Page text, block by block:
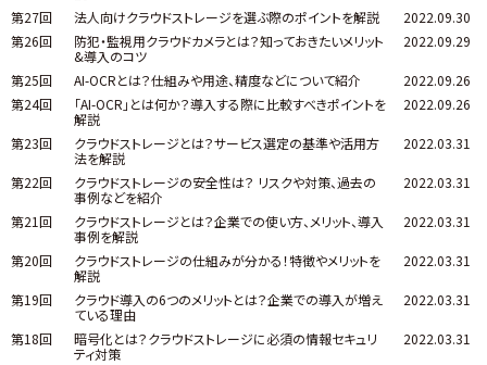
第27回 法人向けクラウドストレージを選ぶ際のポイントを解説
2022.09.30
第26回
防犯・監視用クラウドカメラとは？知っておきたいメリット
&導入のコツ
2022.09.29
第25回 AI-OCRとは？仕組みや用途、精度などについて紹介
2022.09.26
第24回
「AI-OCR」とは何か？導入する際に比較すべきポイントを
解説
2022.09.26
第23回
クラウドストレージとは？サービス選定の基準や活用方
法を解説
2022.03.31
第22回
クラウドストレージの安全性は？ リスクや対策、過去の
事例などを紹介
2022.03.31
第21回
クラウドストレージとは？企業での使い方、メリット、導入
事例を解説
2022.03.31
第20回
クラウドストレージの仕組みが分かる！特徴やメリットを
解説
2022.03.31
第19回
クラウド導入の6つのメリットとは？企業での導入が増え
ている理由
2022.03.31
第18回
暗号化とは？クラウドストレージに必須の情報セキュリ
ティ対策
2022.03.31